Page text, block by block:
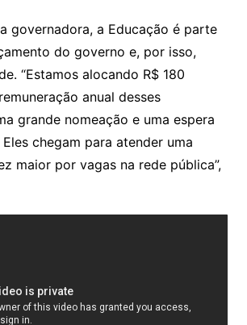
governadora, a Educação é parte
do governo e, por isso,
“Estamos alocando R$ 180
anual desses
grande nomeação e uma espera
chegam para atender uma
maior por vagas na rede pública”,